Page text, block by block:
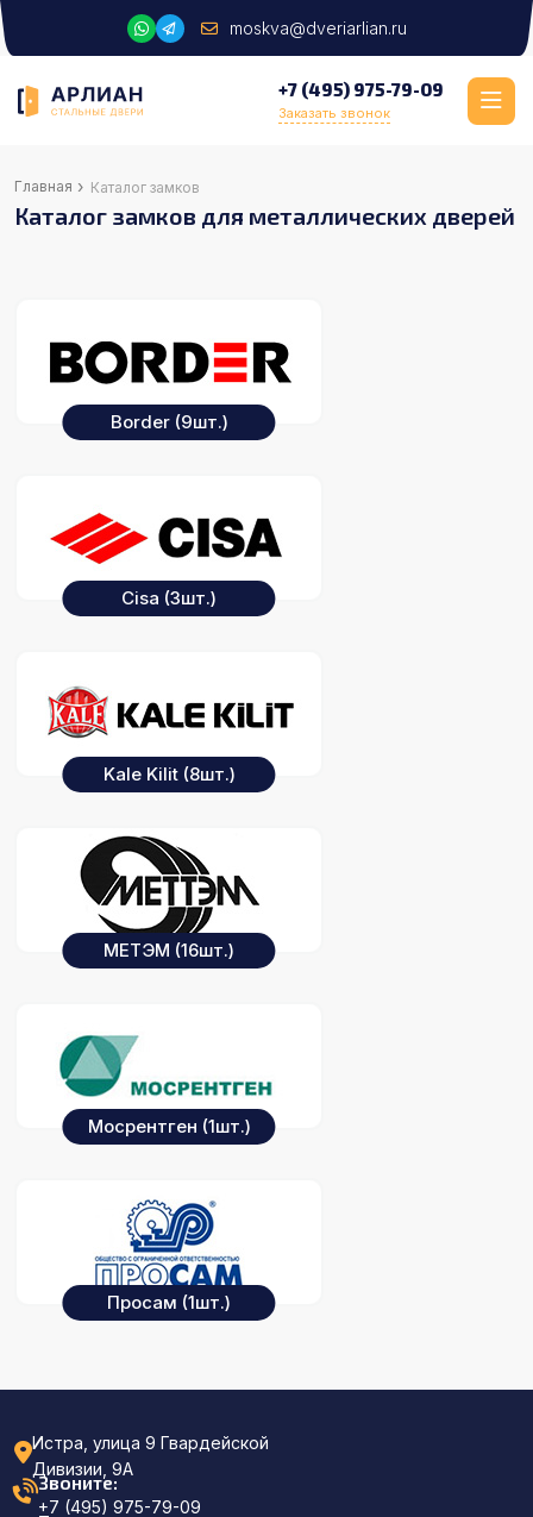
moskva@dveriarlian.ru
+7 (495) 975-79-09
Заказать звонок
Главная › Каталог замков
Каталог замков для металлических дверей
Border (9шт.)
Cisa (3шт.)
Kale Kilit (8шт.)
МЕТЭМ (16шт.)
Мосрентген (1шт.)
Просам (1шт.)
Истра, улица 9 Гвардейской
Дивизии, 9А
Звоните:
+7 (495) 975-79-09